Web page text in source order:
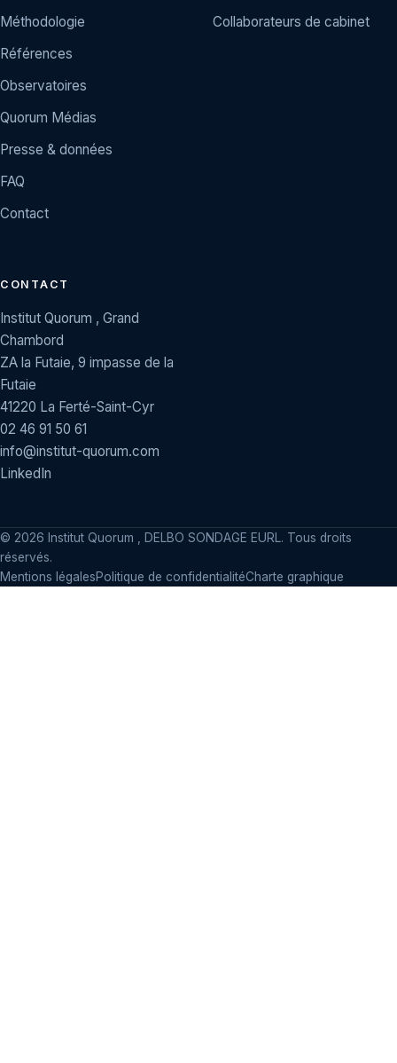
Méthodologie
Références
Observatoires
Quorum Médias
Presse & données
FAQ
Contact
Collaborateurs de cabinet
CONTACT
Institut Quorum , Grand
Chambord
ZA la Futaie, 9 impasse de la
Futaie
41220 La Ferté-Saint-Cyr
02 46 91 50 61
info@institut-quorum.com
LinkedIn
© 2026 Institut Quorum , DELBO SONDAGE EURL. Tous droits
réservés.
Mentions légalesPolitique de confidentialitéCharte graphique